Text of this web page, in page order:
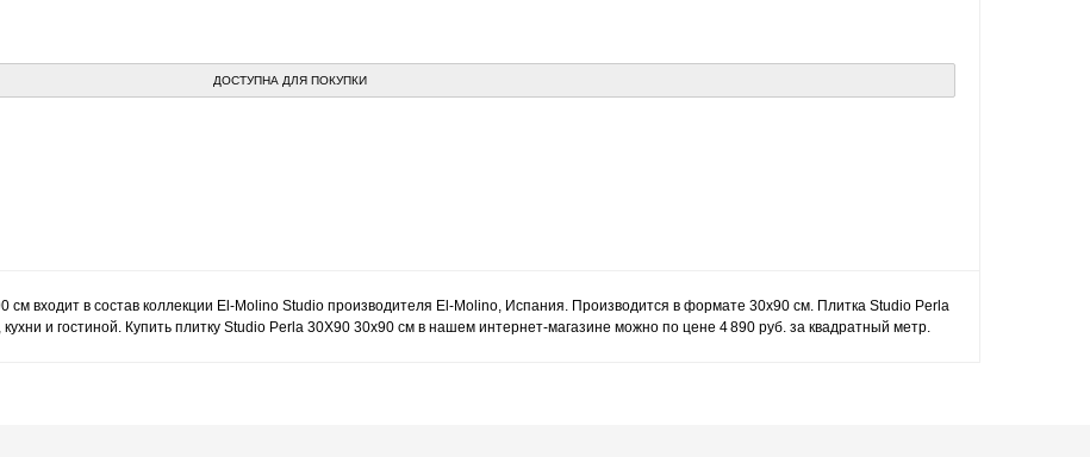
ДОСТУПНА ДЛЯ ПОКУПКИ
см входит в состав коллекции El-Molino Studio производителя El-Molino, Испания. Производится в формате 30x90 см. Плитка Studio Perla
и гостиной. Купить плитку Studio Perla 30X90 30x90 см в нашем интернет-магазине можно по цене 4 890 руб. за квадратный метр.